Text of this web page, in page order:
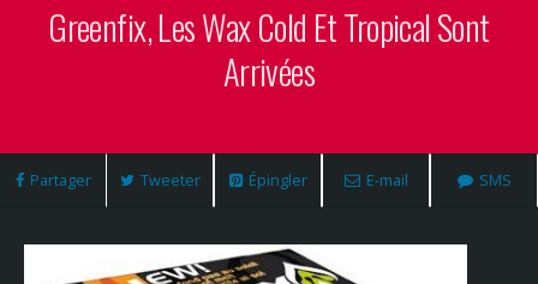
Greenfix, Les Wax Cold Et Tropical Sont
Arrivées
Partager Tweeter Épingler E-mail SMS